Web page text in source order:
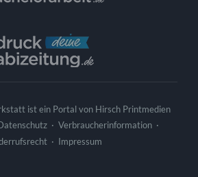
ist ein Portal von Hirsch Printmedien
· Verbraucherinformation ·
· Impressum